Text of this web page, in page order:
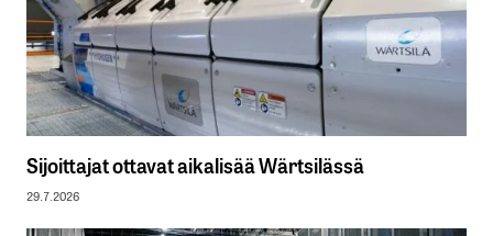
Sijoittajat ottavat aikalisää Wärtsilässä
29.7.2026